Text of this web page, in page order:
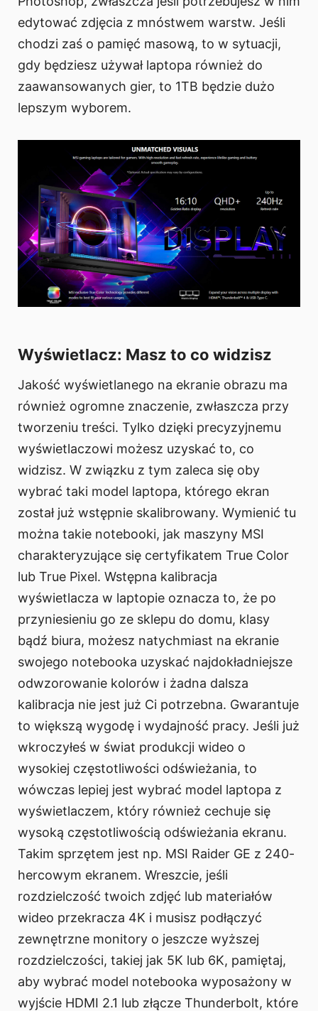
edytować zdjęcia z mnóstwem warstw. Jeśli
chodzi zaś o pamięć masową, to w sytuacji,
gdy będziesz używał laptopa również do
zaawansowanych gier, to 1TB będzie dużo
lepszym wyborem.
Wyświetlacz: Masz to co widzisz
Jakość wyświetlanego na ekranie obrazu ma
również ogromne znaczenie, zwłaszcza przy
tworzeniu treści. Tylko dzięki precyzyjnemu
wyświetlaczowi możesz uzyskać to, co
widzisz. W związku z tym zaleca się oby
wybrać taki model laptopa, którego ekran
został już wstępnie skalibrowany. Wymienić tu
można takie notebooki, jak maszyny MSI
charakteryzujące się certyfikatem True Color
lub True Pixel. Wstępna kalibracja
wyświetlacza w laptopie oznacza to, że po
przyniesieniu go ze sklepu do domu, klasy
bądź biura, możesz natychmiast na ekranie
swojego notebooka uzyskać najdokładniejsze
odwzorowanie kolorów i żadna dalsza
kalibracja nie jest już Ci potrzebna. Gwarantuje
to większą wygodę i wydajność pracy. Jeśli już
wkroczyłeś w świat produkcji wideo o
wysokiej częstotliwości odświeżania, to
wówczas lepiej jest wybrać model laptopa z
wyświetlaczem, który również cechuje się
wysoką częstotliwością odświeżania ekranu.
Takim sprzętem jest np. MSI Raider GE z 240-
hercowym ekranem. Wreszcie, jeśli
rozdzielczość twoich zdjęć lub materiałów
wideo przekracza 4K i musisz podłączyć
zewnętrzne monitory o jeszcze wyższej
rozdzielczości, takiej jak 5K lub 6K, pamiętaj,
aby wybrać model notebooka wyposażony w
wyjście HDMI 2.1 lub złącze Thunderbolt, które